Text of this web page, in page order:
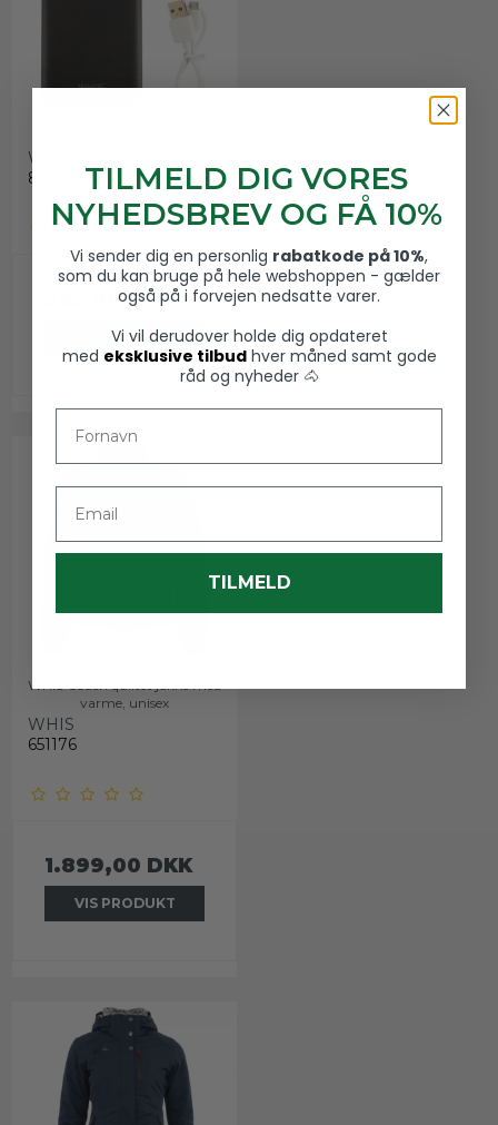
WHIS
806074
265,00 DKK
VIS PRODUKT
WHIS Coach quiltet jakke med
varme, unisex
WHIS
651176
1.899,00 DKK
VIS PRODUKT
TILMELD DIG VORES
NYHEDSBREV OG FÅ 10%
Vi sender dig en personlig rabatkode på 10%,
som du kan bruge på hele webshoppen - gælder
også på i forvejen nedsatte varer.
Vi vil derudover holde dig opdateret
med eksklusive tilbudhver måned samt gode
råd og nyheder 🐴
TILMELD